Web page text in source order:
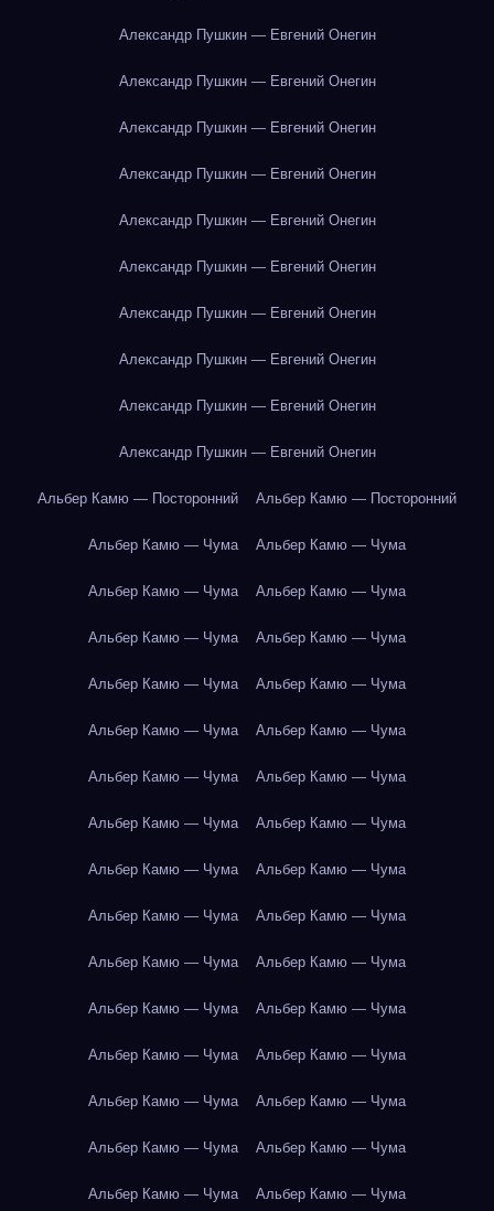
Александр Пушкин — Евгений Онегин
Александр Пушкин — Евгений Онегин
Александр Пушкин — Евгений Онегин
Александр Пушкин — Евгений Онегин
Александр Пушкин — Евгений Онегин
Александр Пушкин — Евгений Онегин
Александр Пушкин — Евгений Онегин
Александр Пушкин — Евгений Онегин
Александр Пушкин — Евгений Онегин
Александр Пушкин — Евгений Онегин
Альбер Камю — Посторонний Альбер Камю — Посторонний
Альбер Камю — Чума Альбер Камю — Чума
Альбер Камю — Чума Альбер Камю — Чума
Альбер Камю — Чума Альбер Камю — Чума
Альбер Камю — Чума Альбер Камю — Чума
Альбер Камю — Чума Альбер Камю — Чума
Альбер Камю — Чума Альбер Камю — Чума
Альбер Камю — Чума Альбер Камю — Чума
Альбер Камю — Чума Альбер Камю — Чума
Альбер Камю — Чума Альбер Камю — Чума
Альбер Камю — Чума Альбер Камю — Чума
Альбер Камю — Чума Альбер Камю — Чума
Альбер Камю — Чума Альбер Камю — Чума
Альбер Камю — Чума Альбер Камю — Чума
Альбер Камю — Чума Альбер Камю — Чума
Альбер Камю — Чума Альбер Камю — Чума